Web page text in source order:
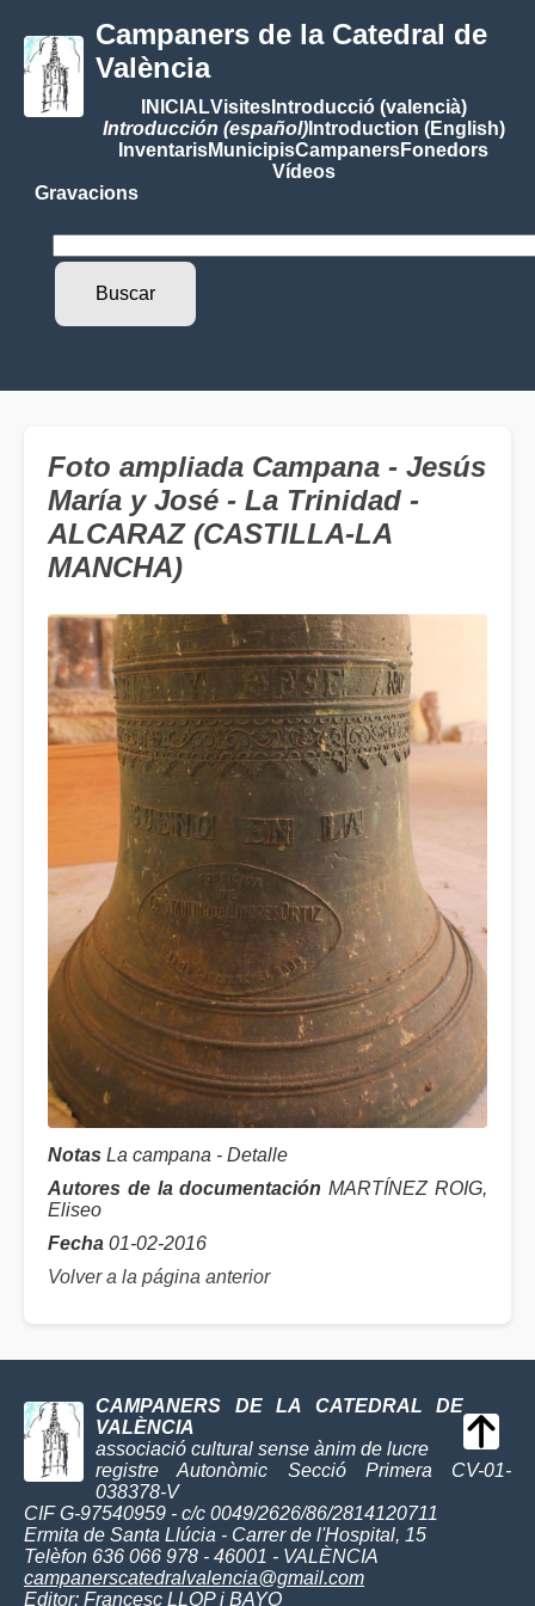
Campaners de la Catedral de
València
INICIALVisitesIntroducció (valencià)
Introducción (español)Introduction (English)
InventarisMunicipisCampanersFonedors
Vídeos
Gravacions
Foto ampliada Campana - Jesús
María y José - La Trinidad -
ALCARAZ (CASTILLA-LA
MANCHA)
Notas La campana - Detalle
Autores de la documentación MARTÍNEZ ROIG,
Eliseo
Fecha 01-02-2016
Volver a la página anterior
CAMPANERS DE LA CATEDRAL DE
VALÈNCIA
associació cultural sense ànim de lucre
registre Autonòmic Secció Primera CV-01-
038378-V
CIF G-97540959 - c/c 0049/2626/86/2814120711
Ermita de Santa Llúcia - Carrer de l'Hospital, 15
Telèfon 636 066 978 - 46001 - VALÈNCIA
campanerscatedralvalencia@gmail.com
Editor: Francesc LLOP i BAYO